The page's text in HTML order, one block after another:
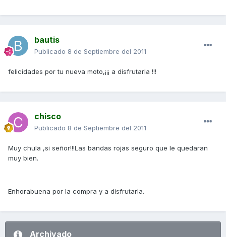
bautis
Publicado 8 de Septiembre del 2011
felicidades por tu nueva moto,¡¡¡ a disfrutarla !!!
chisco
Publicado 8 de Septiembre del 2011
Muy chula ,si señor!!!Las bandas rojas seguro que le quedaran
muy bien.
Enhorabuena por la compra y a disfrutarla.
Archivado